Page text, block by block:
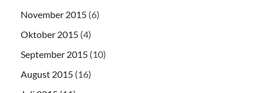
November 2015 (6)
Oktober 2015 (4)
September 2015 (10)
August 2015 (16)